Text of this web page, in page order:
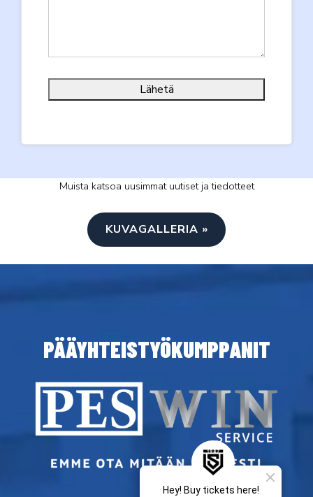
Lähetä
Muista katsoa uusimmat uutiset ja tiedotteet
KUVAGALLERIA »
PÄÄYHTEISTYÖKUMPPANIT